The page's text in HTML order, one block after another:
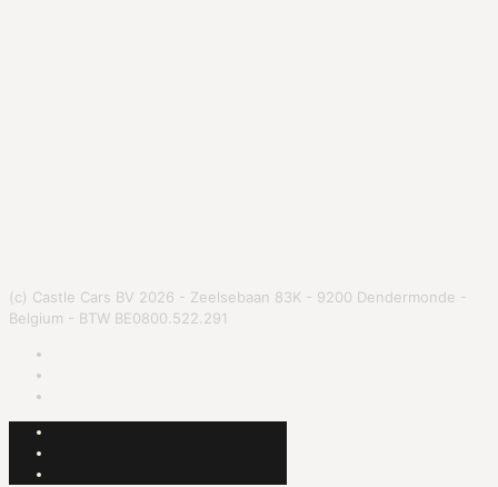
(c) Castle Cars BV 2026 - Zeelsebaan 83K - 9200 Dendermonde -
Belgium - BTW BE0800.522.291